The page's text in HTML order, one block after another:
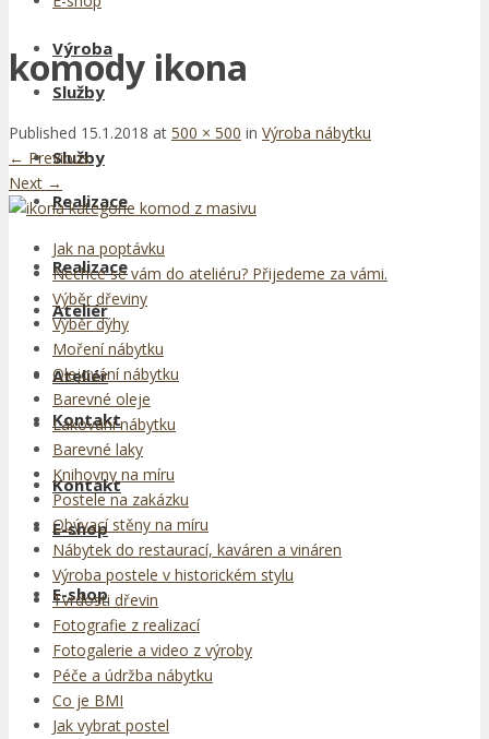
Služby
Realizace
Ateliér
Kontakt
E-shop
Výroba
Služby
Realizace
Ateliér
Kontakt
E-shop
komody ikona
Published 15.1.2018 at 500 × 500 in Výroba nábytku
← Previous
Next →
Jak na poptávku
Nechce se vám do ateliéru? Přijedeme za vámi.
Výběr dřeviny
Výběr dýhy
Moření nábytku
Olejování nábytku
Barevné oleje
Lakování nábytku
Barevné laky
Knihovny na míru
Postele na zakázku
Obývací stěny na míru
Nábytek do restaurací, kaváren a vináren
Výroba postele v historickém stylu
Tvrdosti dřevin
Fotografie z realizací
Fotogalerie a video z výroby
Péče a údržba nábytku
Co je BMI
Jak vybrat postel